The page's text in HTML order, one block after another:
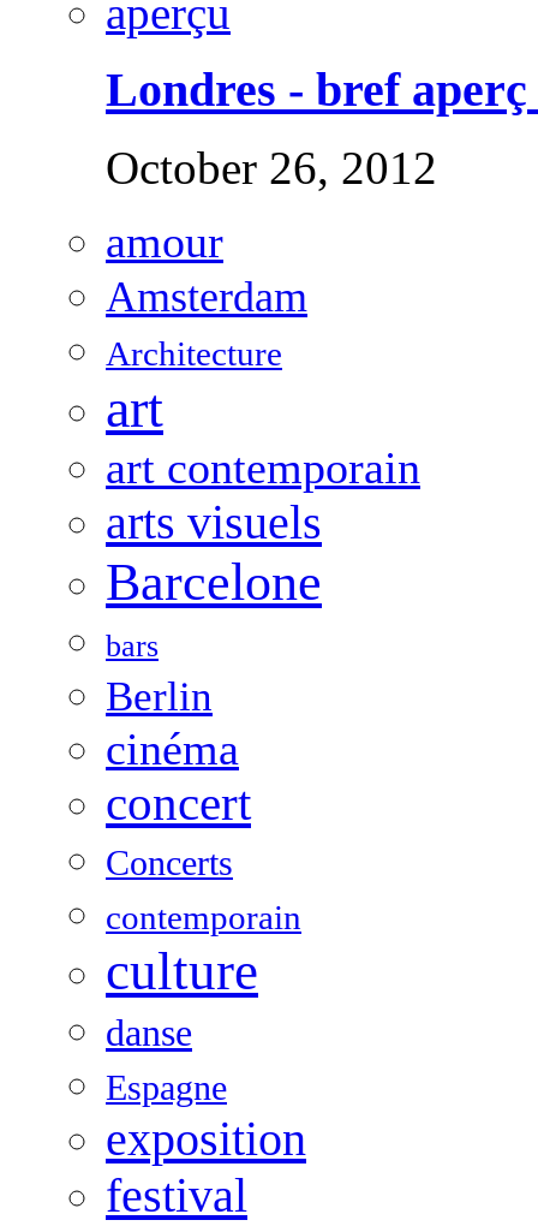
Londres - bref aperç
October 26, 2012
amour
Amsterdam
Architecture
art
art contemporain
arts visuels
Barcelone
bars
Berlin
cinéma
concert
Concerts
contemporain
culture
danse
Espagne
exposition
festival